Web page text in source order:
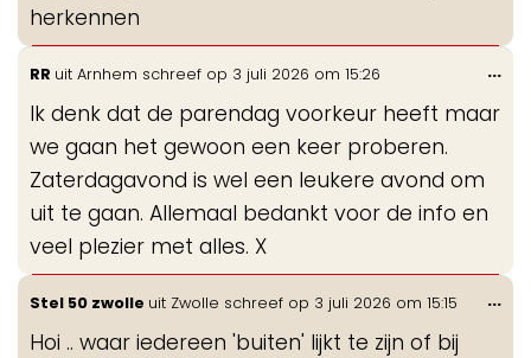
herkennen
RR uit Arnhem schreef op 3 juli 2026 om 15:26
Ik denk dat de parendag voorkeur heeft maar
we gaan het gewoon een keer proberen.
Zaterdagavond is wel een leukere avond om
uit te gaan. Allemaal bedankt voor de info en
veel plezier met alles. X
...
Stel 50 zwolle uit Zwolle schreef op 3 juli 2026 om 15:15
Hoi .. waar iedereen 'buiten' lijkt te zijn of bij
...